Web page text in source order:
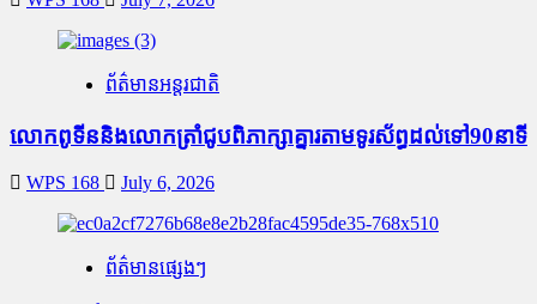
ព័ត៌មានអន្តរជាតិ
លោកពូទីននិងលោកត្រាំជូបពិភាក្សាគ្នារតាមទូរស័ព្ធដល់ទៅ90នាទី
WPS 168 July 6, 2026
ព័ត៌មានផ្សេងៗ